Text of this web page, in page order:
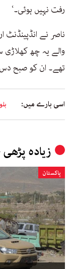
رفت نہیں ہوئی۔‘
ناصر نے انڈپینڈنٹ
والے یہ چھ
تھے۔ ان کو صبح دس
اسی بارے میں:
زیادہ
پاکستان